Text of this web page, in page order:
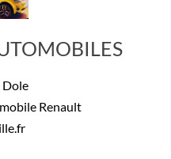
Dole
Renault